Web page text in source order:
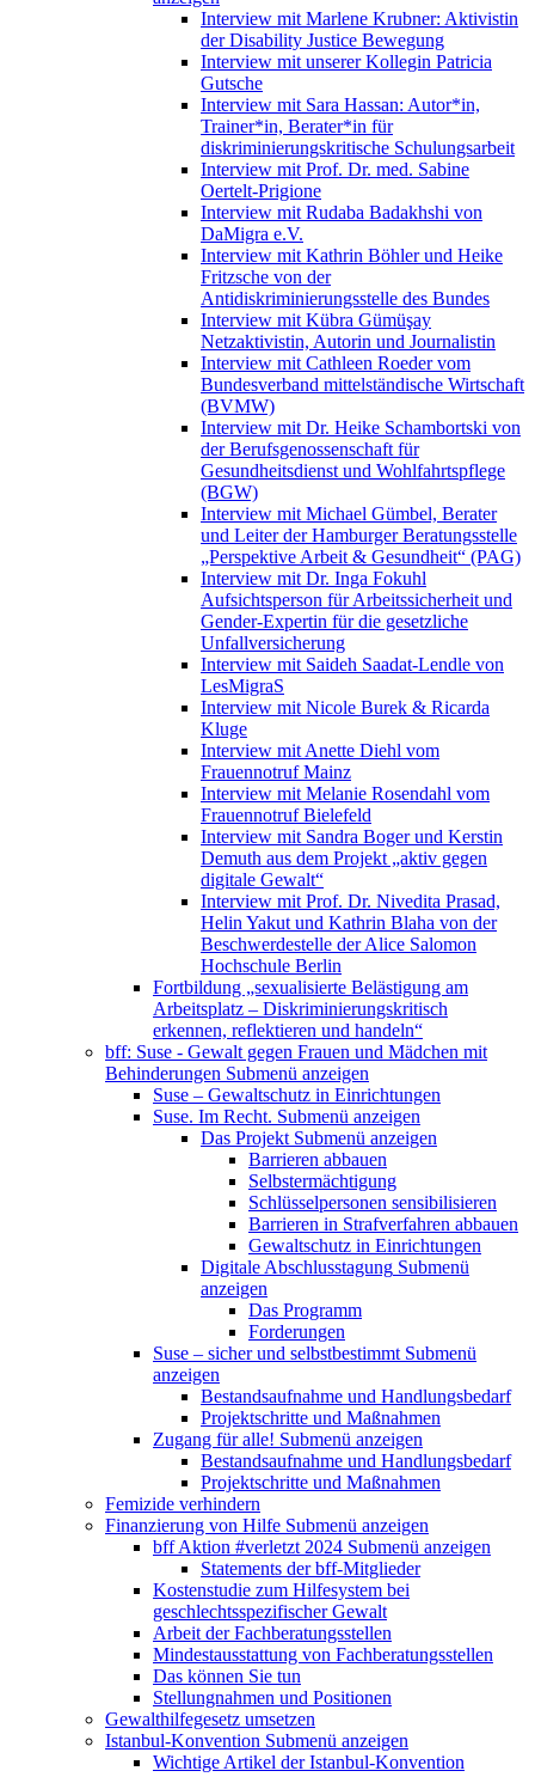
Interview mit Marlene Krubner: Aktivistin
der Disability Justice Bewegung
Interview mit unserer Kollegin Patricia
Gutsche
Interview mit Sara Hassan: Autor*in,
Trainer*in, Berater*in für
diskriminierungskritische Schulungsarbeit
Interview mit Prof. Dr. med. Sabine
Oertelt-Prigione
Interview mit Rudaba Badakhshi von
DaMigra e.V.
Interview mit Kathrin Böhler und Heike
Fritzsche von der
Antidiskriminierungsstelle des Bundes
Interview mit Kübra Gümüşay
Netzaktivistin, Autorin und Journalistin
Interview mit Cathleen Roeder vom
Bundesverband mittelständische Wirtschaft
(BVMW)
Interview mit Dr. Heike Schambortski von
der Berufsgenossenschaft für
Gesundheitsdienst und Wohlfahrtspflege
(BGW)
Interview mit Michael Gümbel, Berater
und Leiter der Hamburger Beratungsstelle
„Perspektive Arbeit & Gesundheit“ (PAG)
Interview mit Dr. Inga Fokuhl
Aufsichtsperson für Arbeitssicherheit und
Gender-Expertin für die gesetzliche
Unfallversicherung
Interview mit Saideh Saadat-Lendle von
LesMigraS
Interview mit Nicole Burek & Ricarda
Kluge
Interview mit Anette Diehl vom
Frauennotruf Mainz
Interview mit Melanie Rosendahl vom
Frauennotruf Bielefeld
Interview mit Sandra Boger und Kerstin
Demuth aus dem Projekt „aktiv gegen
digitale Gewalt“
Interview mit Prof. Dr. Nivedita Prasad,
Helin Yakut und Kathrin Blaha von der
Beschwerdestelle der Alice Salomon
Hochschule Berlin
Fortbildung „sexualisierte Belästigung am
Arbeitsplatz – Diskriminierungskritisch
erkennen, reflektieren und handeln“
bff: Suse - Gewalt gegen Frauen und Mädchen mit
Behinderungen Submenü anzeigen
Suse – Gewaltschutz in Einrichtungen
Suse. Im Recht. Submenü anzeigen
Das Projekt Submenü anzeigen
Barrieren abbauen
Selbstermächtigung
Schlüsselpersonen sensibilisieren
Barrieren in Strafverfahren abbauen
Gewaltschutz in Einrichtungen
Digitale Abschlusstagung Submenü
anzeigen
Das Programm
Forderungen
Suse – sicher und selbstbestimmt Submenü
anzeigen
Bestandsaufnahme und Handlungsbedarf
Projektschritte und Maßnahmen
Zugang für alle! Submenü anzeigen
Bestandsaufnahme und Handlungsbedarf
Projektschritte und Maßnahmen
Femizide verhindern
Finanzierung von Hilfe Submenü anzeigen
bff Aktion #verletzt 2024 Submenü anzeigen
Statements der bff-Mitglieder
Kostenstudie zum Hilfesystem bei
geschlechtsspezifischer Gewalt
Arbeit der Fachberatungsstellen
Mindestausstattung von Fachberatungsstellen
Das können Sie tun
Stellungnahmen und Positionen
Gewalthilfegesetz umsetzen
Istanbul-Konvention Submenü anzeigen
Wichtige Artikel der Istanbul-Konvention